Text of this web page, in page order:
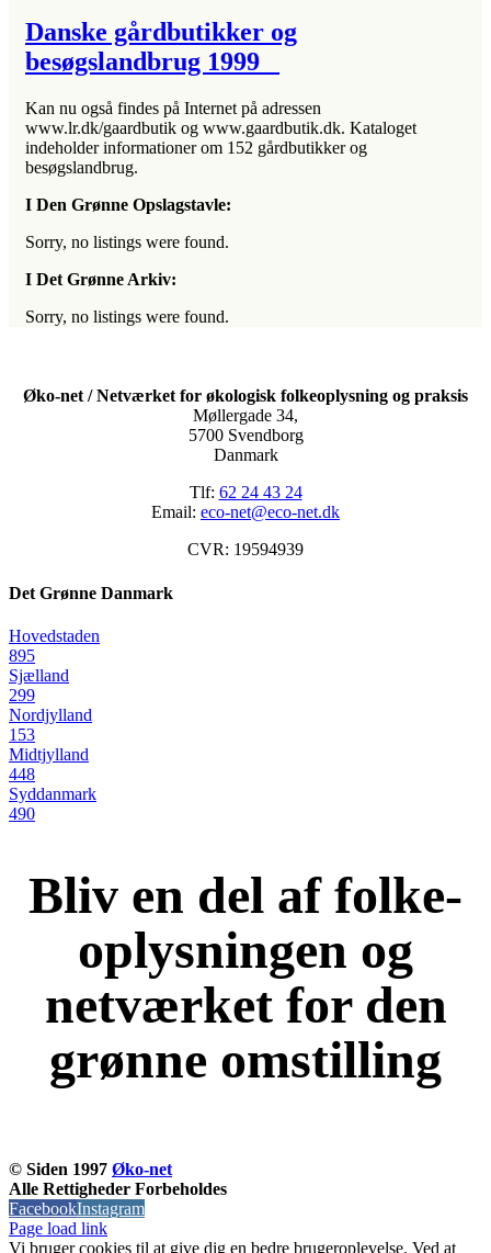
Danske gårdbutikker og
besøgslandbrug 1999
Kan nu også findes på Internet på adressen
www.lr.dk/gaardbutik og www.gaardbutik.dk. Kataloget
indeholder informationer om 152 gårdbutikker og
besøgslandbrug.
I Den Grønne Opslagstavle:
Sorry, no listings were found.
I Det Grønne Arkiv:
Sorry, no listings were found.
Øko-net / Netværket for økologisk folkeoplysning og praksis
Møllergade 34,
5700 Svendborg
Danmark
Tlf: 62 24 43 24
Email: eco-net@eco-net.dk
CVR: 19594939
Det Grønne Danmark
Hovedstaden
895
Sjælland
299
Nordjylland
153
Midtjylland
448
Syddanmark
490
Bliv en del af folke-
oplysningen og
netværket for den
grønne omstilling
© Siden 1997 Øko-net
Alle Rettigheder Forbeholdes
FacebookInstagram
Page load link
Vi bruger cookies til at give dig en bedre brugeroplevelse. Ved at